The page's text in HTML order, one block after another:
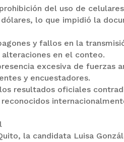
del uso de
lo que impidió la
y fallos en la
en el conteo.
excesiva de fuerzas
y encuestadores.
resultados oficiales
la candidata Luisa